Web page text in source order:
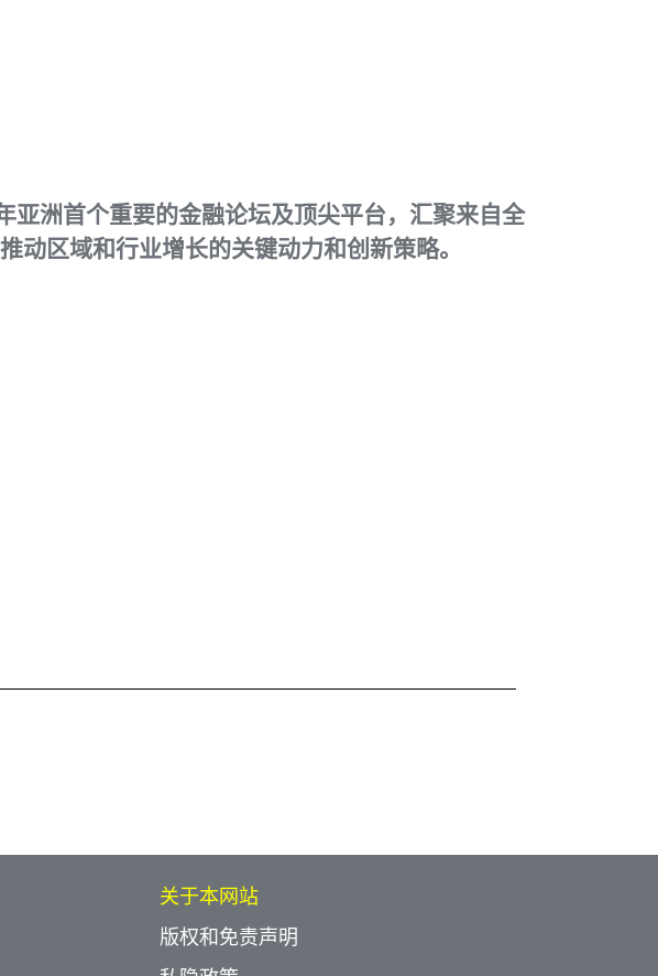
洲首个重要的金融论坛及顶尖平台，汇聚来自全
动区域和行业增长的关键动力和创新策略。
关于本网站
版权和免责声明